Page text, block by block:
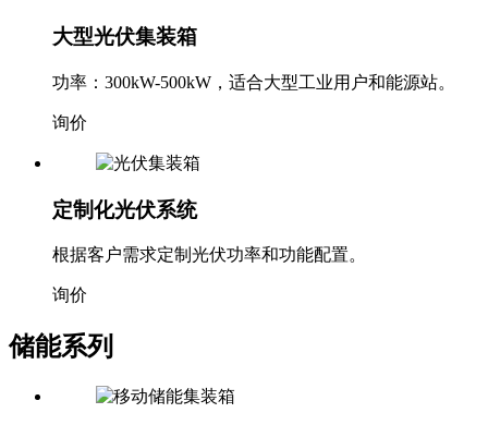
大型光伏集装箱
功率：300kW-500kW，适合大型工业用户和能源站。
询价
定制化光伏系统
根据客户需求定制光伏功率和功能配置。
询价
储能系列